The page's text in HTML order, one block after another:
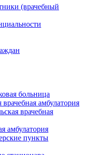
(врачебный
больница
амбулатория
врачебная
амбулатория
пункты